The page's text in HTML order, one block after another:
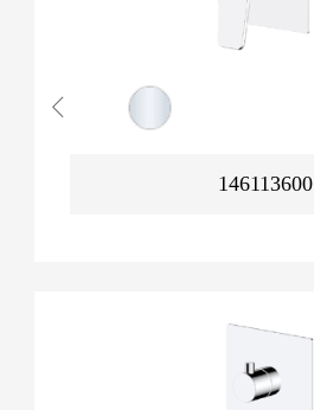
146113600